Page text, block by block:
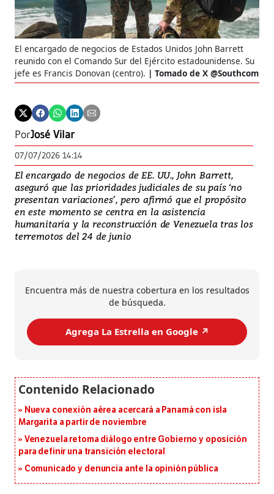
El encargado de negocios de Estados Unidos John Barrett
reunido con el Comando Sur del Ejército estadounidense. Su
jefe es Francis Donovan (centro).
Tomado de X @Southcom
PorJosé Vilar
07/07/2026 14:14
El encargado de negocios de EE. UU., John Barrett,
aseguró que las prioridades judiciales de su país ‘no
presentan variaciones’, pero afirmó que el propósito
en este momento se centra en la asistencia
humanitaria y la reconstrucción de Venezuela tras los
terremotos del 24 de junio
Encuentra más de nuestra cobertura en los resultados
de búsqueda.
Agrega La Estrella en Google ↗️
Nueva conexión aérea acercará a Panamá con isla
Margarita a partir de noviembre
Venezuela retoma diálogo entre Gobierno y oposición
para definir una transición electoral
Comunicado y denuncia ante la opinión pública